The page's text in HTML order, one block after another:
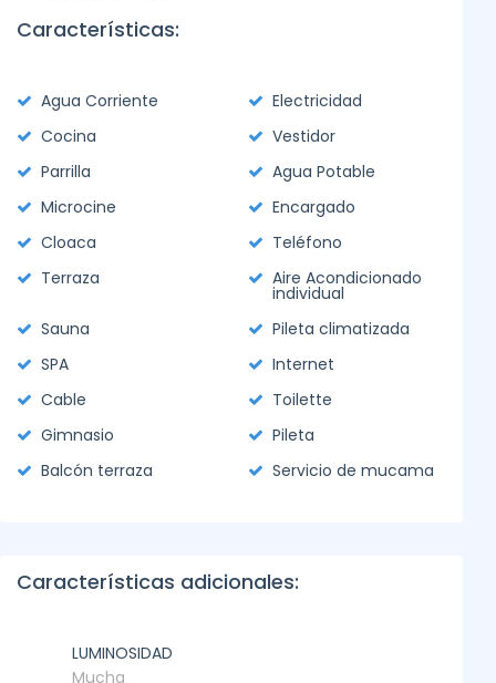
Características:
Agua Corriente
Electricidad
Cocina
Vestidor
Parrilla
Agua Potable
Microcine
Encargado
Cloaca
Teléfono
Terraza
Aire Acondicionado
individual
Sauna
Pileta climatizada
SPA
Internet
Cable
Toilette
Gimnasio
Pileta
Balcón terraza
Servicio de mucama
Características adicionales:
LUMINOSIDAD
Mucha